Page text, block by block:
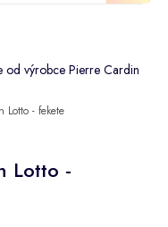
od výrobce Pierre Cardin
Lotto -